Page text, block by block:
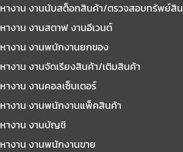
หางาน งานนับสต็อกสินค้า/ตรวจสอบทรัพย์สิน
หางาน งานสตาฟ งานอีเวนต์
หางาน งานพนักงานยกของ
หางาน งานจัดเรียงสินค้า/เติมสินค้า
หางาน งานคอลเซ็นเตอร์
หางาน งานพนักงานแพ็คสินค้า
หางาน งานบัญชี
หางาน งานพนักงานขาย